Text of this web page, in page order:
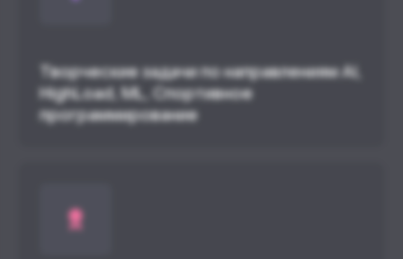
Творческие задачи по направлениям AI,
HighLoad, ML, Спортивное
программирование